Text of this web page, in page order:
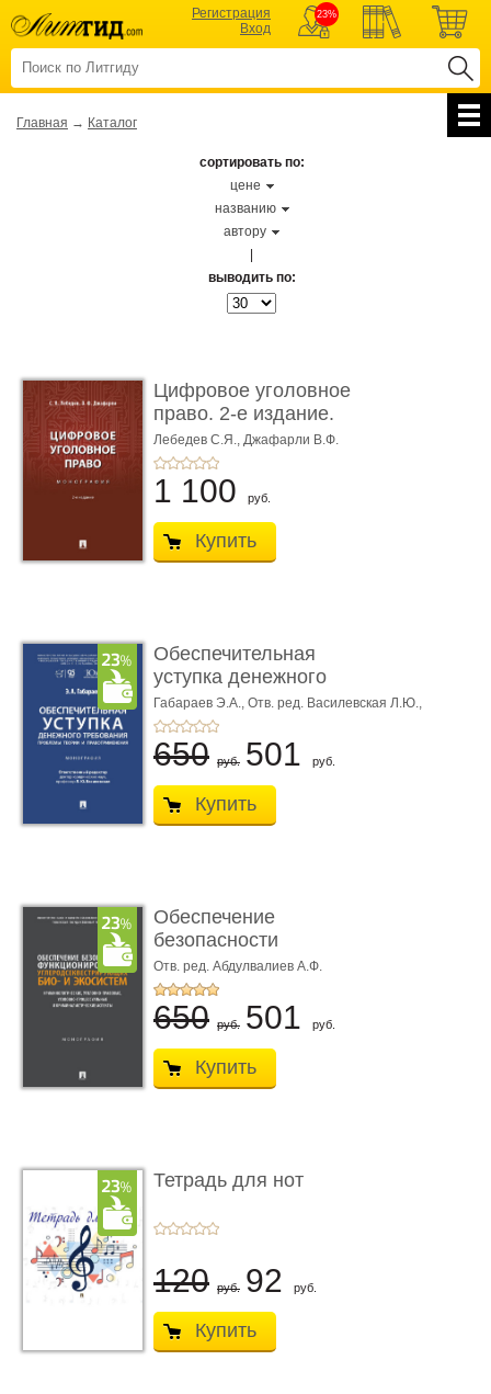
Регистрация
Вход
23%
Главная → Каталог
сортировать по:
цене
названию
автору
выводить по:
Цифровое уголовное
право. 2-е издание.
Монограф ...
Лебедев С.Я., Джафарли В.Ф.
1 100 руб.
Купить
Обеспечительная
уступка денежного
требования ...
Габараев Э.А., Отв. ред. Василевская Л.Ю.,
вступ. сл. Каретина М.Г.
650 руб. 501 руб.
Купить
Обеспечение
безопасности
функционирования уг
...
Отв. ред. Абдулвалиев А.Ф.
650 руб. 501 руб.
Купить
Тетрадь для нот
120 руб. 92 руб.
Купить